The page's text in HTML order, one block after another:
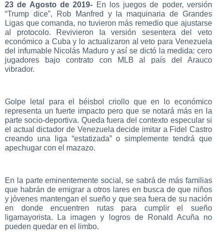
23 de Agosto de 2019- En los juegos de poder, versión
“Trump dice”, Rob Manfred y la maquinaria de Grandes
Ligas que comanda, no tuvieron más remedio que ajustarse
al protocolo. Revivieron la versión sesentera del veto
económico a Cuba y lo actualizaron al veto para Venezuela
del infumable Nicolás Maduro y así se dictó la medida: cero
jugadores bajo contrato con MLB al país del Arauco
vibrador.
Golpe letal para el béisbol criollo que en lo económico
representa un fuerte impacto pero que se notará más en la
parte socio-deportiva. Queda fuera del contexto especular si
el actual dictador de Venezuela decide imitar a Fidel Castro
creando una liga “estatizada” o simplemente tendrá que
apechugar con el mazazo.
En la parte eminentemente social, se sabrá de más familias
que habrán de emigrar a otros lares en busca de que niños
y jóvenes mantengan el sueño y que sea fuera de su nación
en donde encuentren rutas para cumplir el sueño
ligamayorista. La imagen y logros de Ronald Acuña no
pueden quedar en el limbo.